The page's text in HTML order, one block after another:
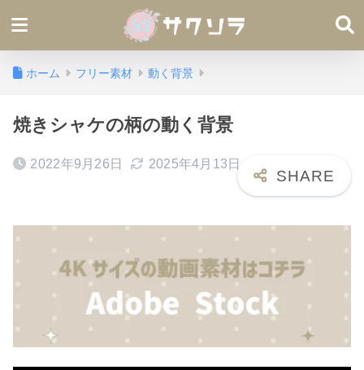
ホーム フリー素材 動く背景
焼きシャケの柄の動く背景
2022年9月26日 2025年4月13日